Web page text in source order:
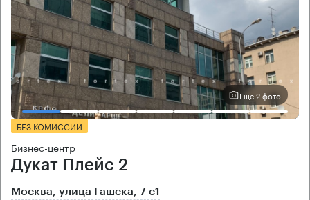
Еще 2 фото
БЕЗ КОМИССИИ
Бизнес-центр
Дукат Плейс 2
Москва, улица Гашека, 7 с1